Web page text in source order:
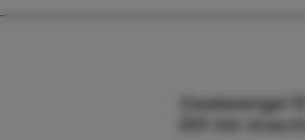
Daalsesingel 51
3511 SW Utrecht